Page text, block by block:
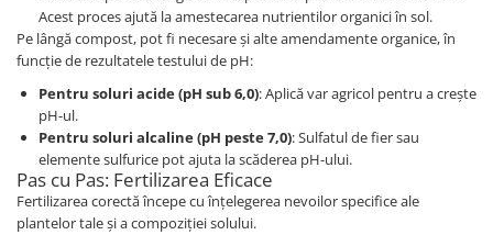
Acest proces ajută la amestecarea nutrientilor organici în sol.
Pe lângă compost, pot fi necesare și alte amendamente organice, în
funcție de rezultatele testului de pH:
Pentru soluri acide (pH sub 6,0): Aplică var agricol pentru a crește
pH-ul.
Pentru soluri alcaline (pH peste 7,0): Sulfatul de fier sau
elemente sulfurice pot ajuta la scăderea pH-ului.
Pas cu Pas: Fertilizarea Eficace
Fertilizarea corectă începe cu înțelegerea nevoilor specifice ale
plantelor tale și a compoziției solului.